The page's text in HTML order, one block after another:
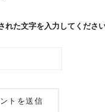
れた文字を入力してください